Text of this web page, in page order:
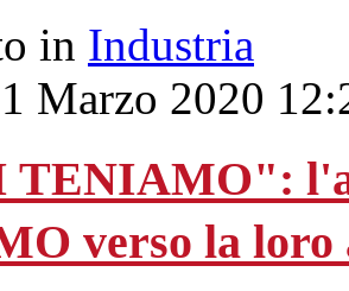
in Industria
Marzo 2020
verso la loro